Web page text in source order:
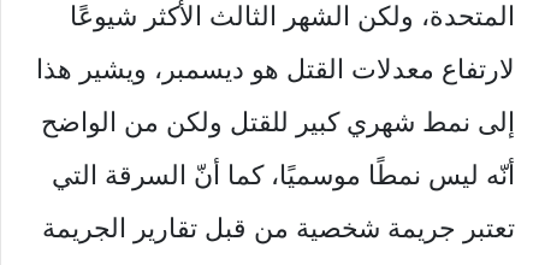
المتحدة، ولكن الشهر الثالث الأكثر شيوعًا
لارتفاع معدلات القتل هو ديسمبر، ويشير هذا
إلى نمط شهري كبير للقتل ولكن من الواضح
أنّه ليس نمطًا موسميًا، كما أنّ السرقة التي
تعتبر جريمة شخصية من قبل تقارير الجريمة